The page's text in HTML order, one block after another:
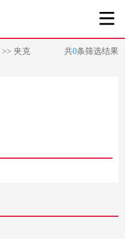
>>夹克 共0条筛选结果